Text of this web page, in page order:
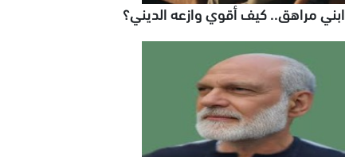
ابني مراهق.. كيف أقوي وازعه الديني؟